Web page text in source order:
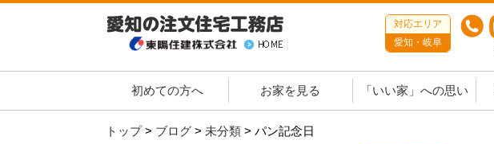
対応エリア
愛知・岐阜
初めての方へ お家を見る 「いい家」への思い
トップ> ブログ > 未分類 > パン記念日